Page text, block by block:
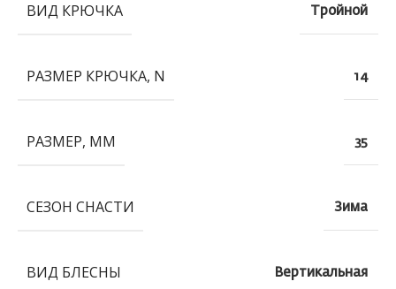
ВИД КРЮЧКА Тройной
РАЗМЕР КРЮЧКА, N 14
РАЗМЕР, ММ 35
СЕЗОН СНАСТИ Зима
ВИД БЛЕСНЫ Вертикальная